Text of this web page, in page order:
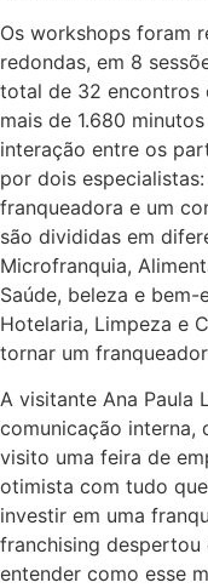
Os workshops foram
redondas, em 8
total de 32 encontros
mais de 1.680
interação entre os
por dois
franqueadora e um
são divididas em
Microfranquia,
Saúde, beleza e
Hotelaria, Limpeza e
tornar um
A visitante Ana Paula
comunicação interna,
visito uma feira de
otimista com tudo
investir em uma
franchising despertou
entender como esse